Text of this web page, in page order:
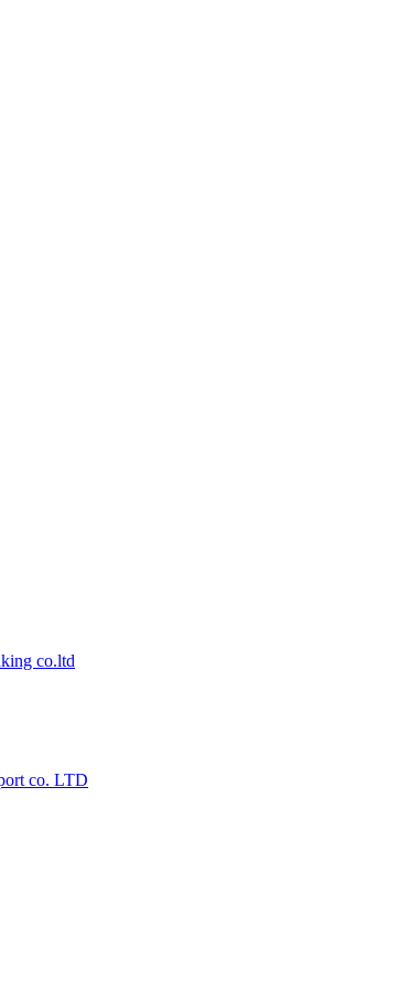
co.ltd
co. LTD